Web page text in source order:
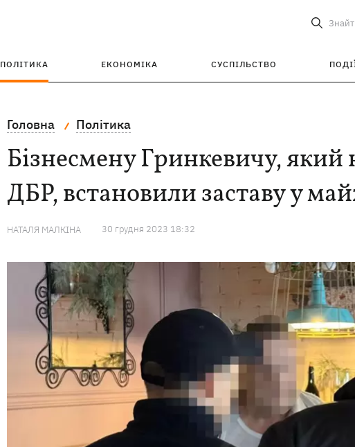
ПОЛІТИКА ЕКОНОМІКА СУСПІЛЬСТВО
Головна Політика
Бізнесмену Гринкевичу, який
ДБР, встановили заставу у
НАТАЛЯ МАЛКІНА 30 грудня 2023 18:32